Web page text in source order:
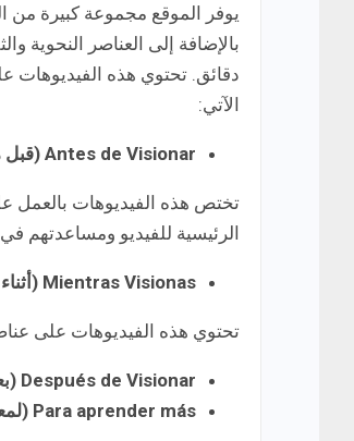
يوفر الموقع مجموعة كبيرة من
دقائق. تحتوي هذه الفيديوهات
الآتي:
Antes de Visionar (قبل مشاهدة الفيديو)
تختص هذه الفيديوهات بالعمل
الرئيسية للفيديو ومساعدتهم
Mientras Visionas (أثناء مشاهدة الفيديو)
تحتوي هذه الفيديوهات على
Después de Visionar (بعد مشاهدة الفيديو)
Para aprender más (لمعرفة المزيد)